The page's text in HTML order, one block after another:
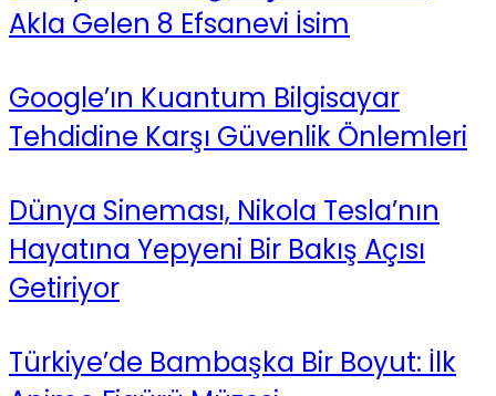
Akla Gelen 8 Efsanevi İsim
Google’ın Kuantum Bilgisayar
Tehdidine Karşı Güvenlik Önlemleri
Dünya Sineması, Nikola Tesla’nın
Hayatına Yepyeni Bir Bakış Açısı
Getiriyor
Türkiye’de Bambaşka Bir Boyut: İlk